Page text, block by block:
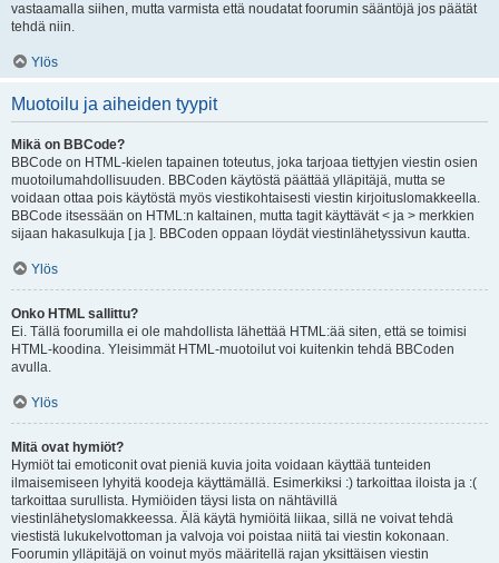
vastaamalla siihen, mutta varmista että noudatat foorumin sääntöjä jos päätät
tehdä niin.
Ylös
Muotoilu ja aiheiden tyypit
Mikä on BBCode?
BBCode on HTML-kielen tapainen toteutus, joka tarjoaa tiettyjen viestin osien
muotoilumahdollisuuden. BBCoden käytöstä päättää ylläpitäjä, mutta se
voidaan ottaa pois käytöstä myös viestikohtaisesti viestin kirjoituslomakkeella.
BBCode itsessään on HTML:n kaltainen, mutta tagit käyttävät < ja > merkkien
sijaan hakasulkuja [ ja ]. BBCoden oppaan löydät viestinlähetyssivun kautta.
Ylös
Onko HTML sallittu?
Ei. Tällä foorumilla ei ole mahdollista lähettää HTML:ää siten, että se toimisi
HTML-koodina. Yleisimmät HTML-muotoilut voi kuitenkin tehdä BBCoden
avulla.
Ylös
Mitä ovat hymiöt?
Hymiöt tai emoticonit ovat pieniä kuvia joita voidaan käyttää tunteiden
ilmaisemiseen lyhyitä koodeja käyttämällä. Esimerkiksi :) tarkoittaa iloista ja :(
tarkoittaa surullista. Hymiöiden täysi lista on nähtävillä
viestinlähetyslomakkeessa. Älä käytä hymiöitä liikaa, sillä ne voivat tehdä
viestistä lukukelvottoman ja valvoja voi poistaa niitä tai viestin kokonaan.
Foorumin ylläpitäjä on voinut myös määritellä rajan yksittäisen viestin